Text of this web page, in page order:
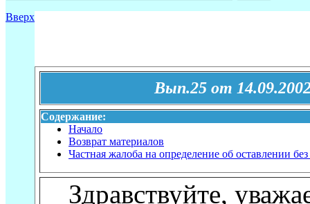
Вверх
Вып.25 от
Содержание:
Начало
Возврат материалов
Частная жалоба на определение об оставлении
Здравствуйте,